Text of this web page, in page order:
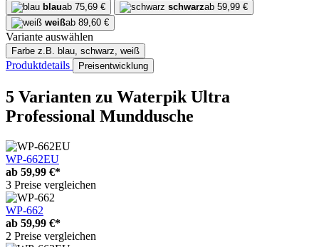
blauab 75,69 € schwarzab 59,99 €
weißab 89,60 €
Variante auswählen
Farbe z.B. blau, schwarz, weiß
Produktdetails Preisentwicklung
5 Varianten zu Waterpik Ultra
Professional Munddusche
WP-662EU
ab 59,99 €*
3 Preise vergleichen
WP-662
ab 59,99 €*
2 Preise vergleichen